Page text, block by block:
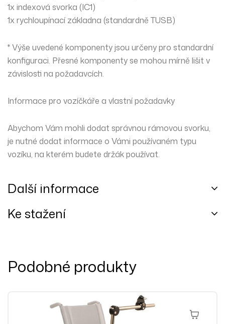
1x indexová svorka (IC1)
1x rychloupínací základna (standardně TUSB)
* Výše ​​uvedené komponenty jsou určeny pro standardní
konfiguraci. Přesné komponenty se mohou mírně lišit v
závislosti na požadavcích.
Informace pro vozíčkáře a vlastní požadavky
Abychom Vám mohli dodat správnou rámovou svorku,
je nutné dodat informace o Vámi používaném typu
vozíku, na kterém budete držák používat.
Další informace
Ke stažení
Podobné produkty
Výběr